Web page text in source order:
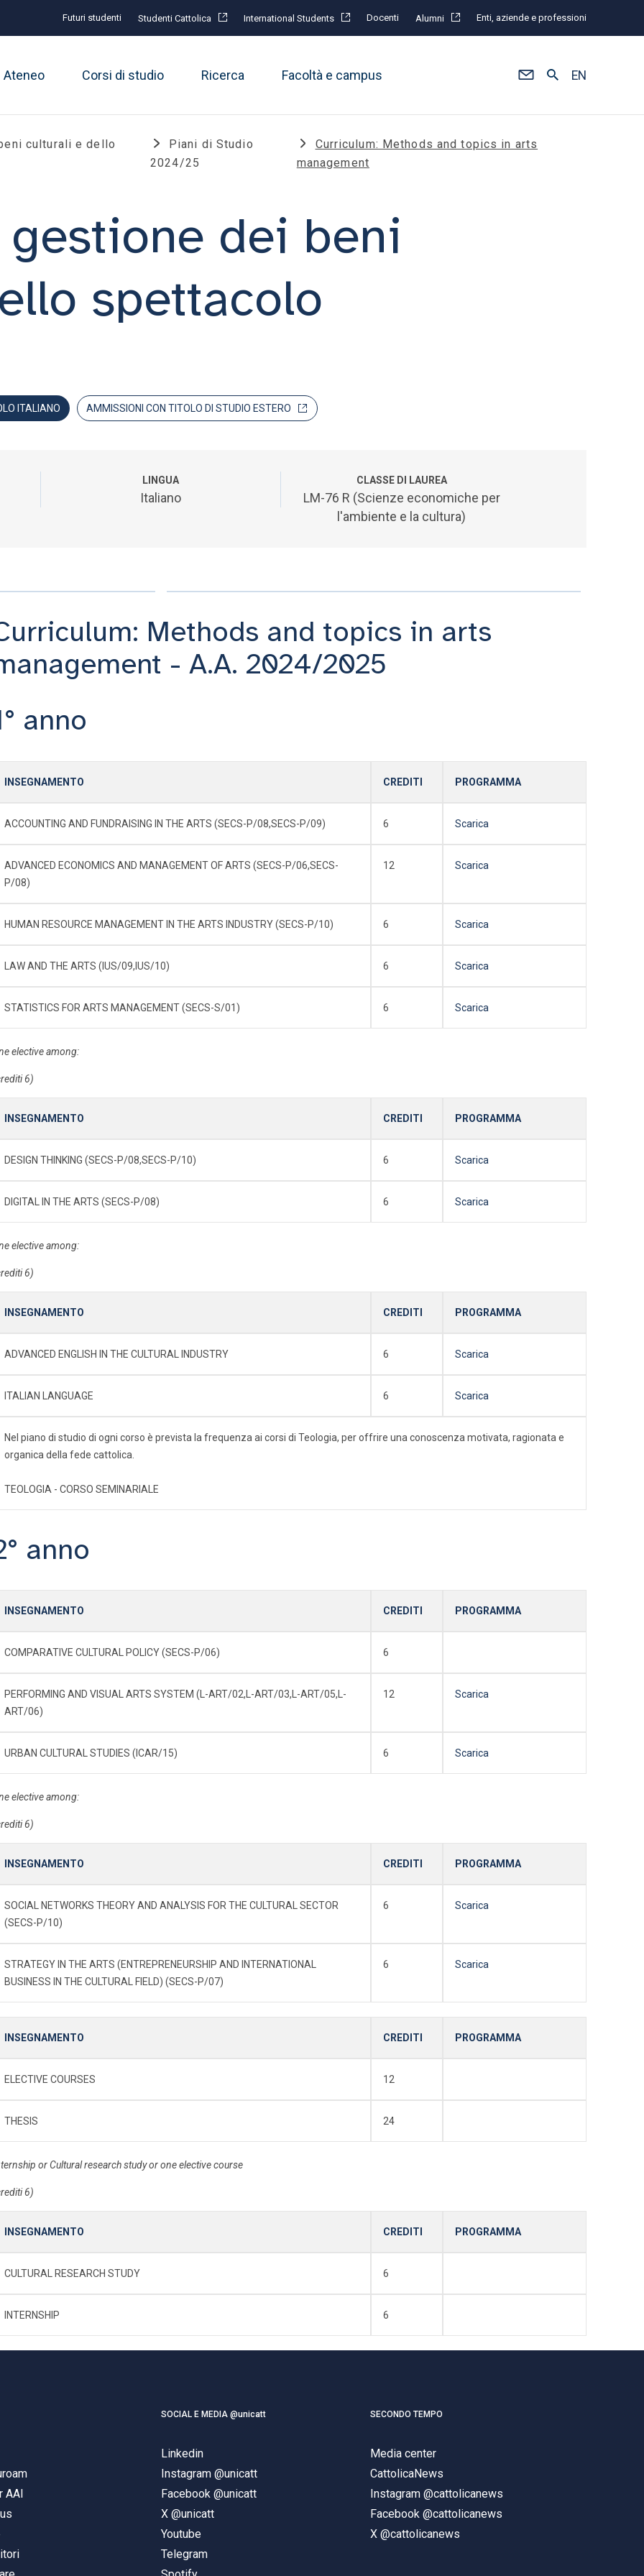
Futuri studenti Studenti Cattolica International Students Docenti Alumni Enti, aziende e professioni
Ateneo Corsi di studio Ricerca Facoltà e campus EN
culturali e dello
Piani di Studio
2024/25
Curriculum: Methods and topics in arts
management
dei beni
spettacolo
ITALIANO AMMISSIONI CON TITOLO DI STUDIO ESTERO
LINGUA
Italiano
CLASSE DI LAUREA
LM-76 R (Scienze economiche per
l'ambiente e la cultura)
Methods and topics in arts
- A.A. 2024/2025
anno
INSEGNAMENTO CREDITI PROGRAMMA
ACCOUNTING AND FUNDRAISING IN THE ARTS (SECS-P/08,SECS-P/09) 6 Scarica
ADVANCED ECONOMICS AND MANAGEMENT OF ARTS (SECS-P/06,SECS-
P/08)
12 Scarica
HUMAN RESOURCE MANAGEMENT IN THE ARTS INDUSTRY (SECS-P/10) 6 Scarica
LAW AND THE ARTS (IUS/09,IUS/10) 6 Scarica
STATISTICS FOR ARTS MANAGEMENT (SECS-S/01) 6 Scarica
elective among:
6)
INSEGNAMENTO CREDITI PROGRAMMA
DESIGN THINKING (SECS-P/08,SECS-P/10) 6 Scarica
DIGITAL IN THE ARTS (SECS-P/08) 6 Scarica
elective among:
6)
INSEGNAMENTO CREDITI PROGRAMMA
ADVANCED ENGLISH IN THE CULTURAL INDUSTRY 6 Scarica
ITALIAN LANGUAGE 6 Scarica
Nel piano di studio di ogni corso è prevista la frequenza ai corsi di Teologia, per offrire una conoscenza motivata, ragionata e
organica della fede cattolica.
TEOLOGIA - CORSO SEMINARIALE
anno
INSEGNAMENTO CREDITI PROGRAMMA
COMPARATIVE CULTURAL POLICY (SECS-P/06) 6
PERFORMING AND VISUAL ARTS SYSTEM (L-ART/02,L-ART/03,L-ART/05,L-
ART/06)
12 Scarica
URBAN CULTURAL STUDIES (ICAR/15) 6 Scarica
elective among:
6)
INSEGNAMENTO CREDITI PROGRAMMA
SOCIAL NETWORKS THEORY AND ANALYSIS FOR THE CULTURAL SECTOR
(SECS-P/10)
6 Scarica
STRATEGY IN THE ARTS (ENTREPRENEURSHIP AND INTERNATIONAL
BUSINESS IN THE CULTURAL FIELD) (SECS-P/07)
6 Scarica
INSEGNAMENTO CREDITI PROGRAMMA
ELECTIVE COURSES 12
THESIS 24
or Cultural research study or one elective course
6)
INSEGNAMENTO CREDITI PROGRAMMA
CULTURAL RESEARCH STUDY 6
INTERNSHIP 6
AAI
SOCIAL E MEDIA @unicatt
Linkedin
Instagram @unicatt
Facebook @unicatt
X @unicatt
Youtube
Telegram
SECONDO TEMPO
Media center
CattolicaNews
Instagram @cattolicanews
Facebook @cattolicanews
X @cattolicanews